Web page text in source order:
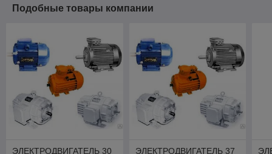
Подобные товары компании
ЭЛЕКТРОДВИГАТЕЛЬ 30
ЭЛЕКТРОДВИГАТЕЛЬ 37